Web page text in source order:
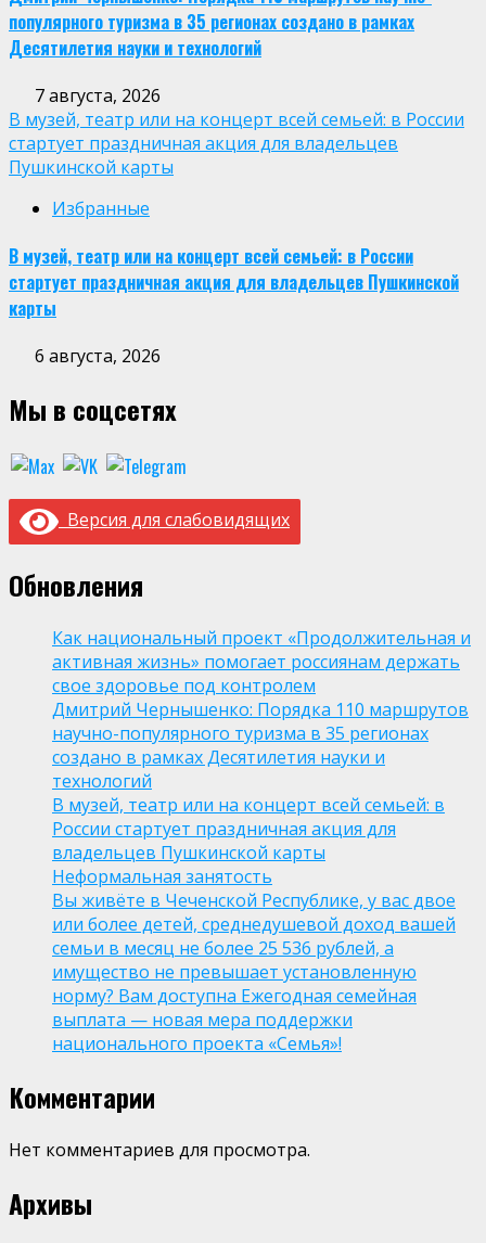
популярного туризма в 35 регионах создано в рамках
Десятилетия науки и технологий
7 августа, 2026
В музей, театр или на концерт всей семьей: в России
стартует праздничная акция для владельцев
Пушкинской карты
Избранные
В музей, театр или на концерт всей семьей: в России
стартует праздничная акция для владельцев Пушкинской
карты
6 августа, 2026
Мы в соцсетях
Версия для слабовидящих
Обновления
Как национальный проект «Продолжительная и
активная жизнь» помогает россиянам держать
свое здоровье под контролем
Дмитрий Чернышенко: Порядка 110 маршрутов
научно-популярного туризма в 35 регионах
создано в рамках Десятилетия науки и
технологий
В музей, театр или на концерт всей семьей: в
России стартует праздничная акция для
владельцев Пушкинской карты
Неформальная занятость
Вы живёте в Чеченской Республике, у вас двое
или более детей, среднедушевой доход вашей
семьи в месяц не более 25 536 рублей, а
имущество не превышает установленную
норму? Вам доступна Ежегодная семейная
выплата — новая мера поддержки
национального проекта «Семья»!
Комментарии
Нет комментариев для просмотра.
Архивы